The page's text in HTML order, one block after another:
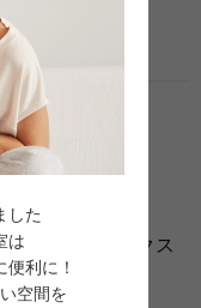
。
とてもリラックス
！
した
は
便利に！
空間を